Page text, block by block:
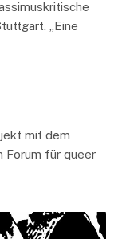
„Eine
mit dem
Forum für queer